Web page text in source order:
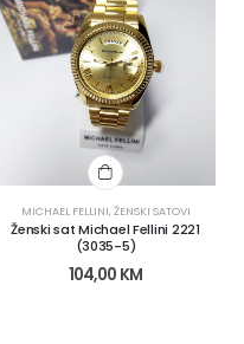
MICHAEL FELLINI,ŽENSKI SATOVI
Ženski sat Michael Fellini 2221
(3035-5)
104,00 KM